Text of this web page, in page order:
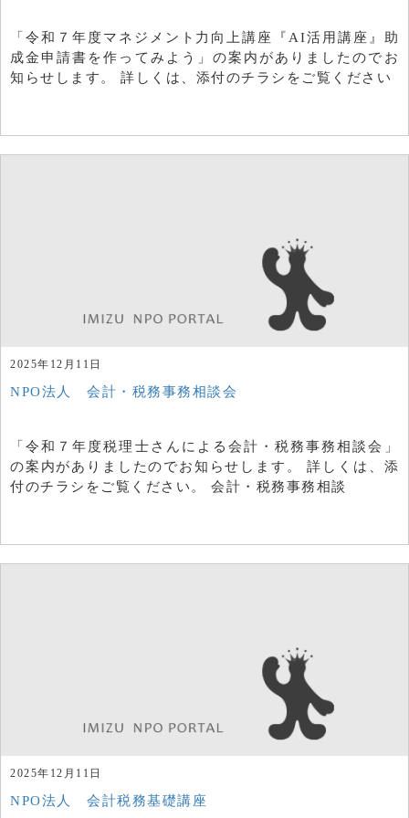
「令和７年度マネジメント力向上講座『AI活用講座』助
成金申請書を作ってみよう」の案内がありましたのでお
知らせします。 詳しくは、添付のチラシをご覧ください
2025年12月11日
NPO法人 会計・税務事務相談会
「令和７年度税理士さんによる会計・税務事務相談会」
の案内がありましたのでお知らせします。 詳しくは、添
付のチラシをご覧ください。 会計・税務事務相談
2025年12月11日
NPO法人 会計税務基礎講座